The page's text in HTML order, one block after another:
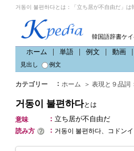
거동이 불편하다とは：「立ち居が不自由だ」は
韓国語辞書ケ
ホーム 単語 例文 動画
見出し
例文
カテゴリー ： ホーム ＞ 表現と９品詞
거동이 불편하다とは
意味
： 立ち居が不自由だ
読み方
： 거동이 불편하다、コドン